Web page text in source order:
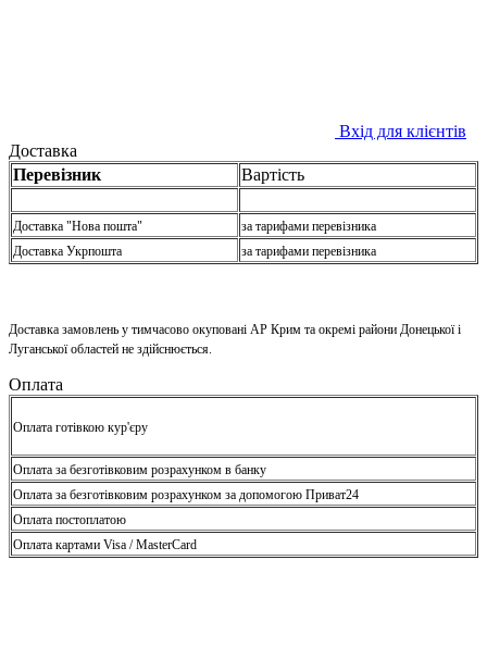
Вхід для клієнтів
Доставка
Перевізник
Вартість
Доставка "Нова пошта"
за тарифами перевізника
Доставка Укрпошта
за тарифами перевізника
Доставка замовлень у тимчасово окуповані АР Крим та окремі райони Донецької і
Луганської областей не здійснюється.
Оплата
Оплата готівкою кур'єру
Оплата за безготівковим розрахунком в банку
Оплата за безготівковим розрахунком за допомогою Приват24
Оплата постоплатою
Оплата картами Visa / MasterCard